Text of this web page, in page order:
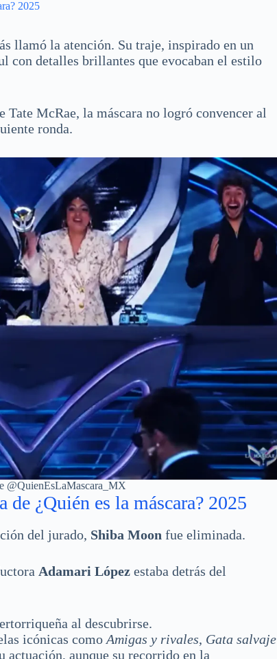
2025
llamó la atención. Su traje, inspirado en un
con detalles brillantes que evocaban el estilo
Tate McRae, la máscara no logró convencer al
ronda.
@QuienEsLaMascara_MX
¿Quién es la máscara? 2025
del jurado, Shiba Moon fue eliminada.
Adamari López estaba detrás del
al descubrirse.
icónicas como Amigas y rivales, Gata salvaje
aunque su recorrido en la